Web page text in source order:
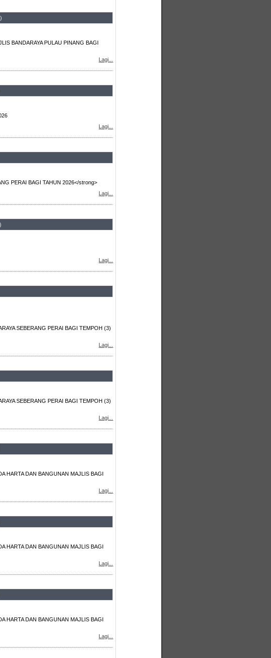
BANDARAYA PULAU PINANG BAGI
Lagi...
Lagi...
PERAI BAGI TAHUN 2026</strong>
Lagi...
Lagi...
SEBERANG PERAI BAGI TEMPOH (3)
Lagi...
SEBERANG PERAI BAGI TEMPOH (3)
Lagi...
HARTA DAN BANGUNAN MAJLIS BAGI
Lagi...
HARTA DAN BANGUNAN MAJLIS BAGI
Lagi...
HARTA DAN BANGUNAN MAJLIS BAGI
Lagi...